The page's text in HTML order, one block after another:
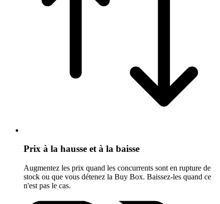
Prix à la hausse et à la baisse
Augmentez les prix quand les concurrents sont en rupture de
stock ou que vous détenez la Buy Box. Baissez-les quand ce
n'est pas le cas.